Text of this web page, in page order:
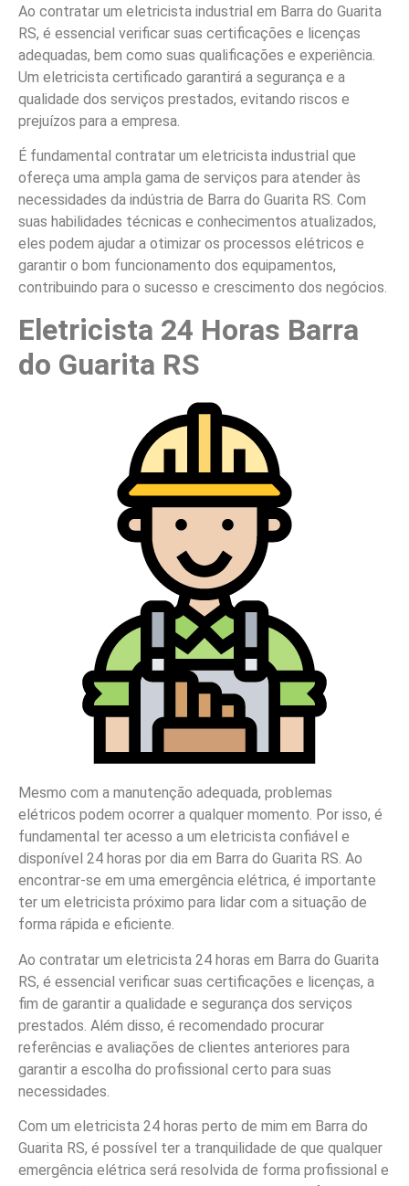
Ao contratar um eletricista industrial em Barra do Guarita
RS, é essencial verificar suas certificações e licenças
adequadas, bem como suas qualificações e experiência.
Um eletricista certificado garantirá a segurança e a
qualidade dos serviços prestados, evitando riscos e
prejuízos para a empresa.
É fundamental contratar um eletricista industrial que
ofereça uma ampla gama de serviços para atender às
necessidades da indústria de Barra do Guarita RS. Com
suas habilidades técnicas e conhecimentos atualizados,
eles podem ajudar a otimizar os processos elétricos e
garantir o bom funcionamento dos equipamentos,
contribuindo para o sucesso e crescimento dos negócios.
Eletricista 24 Horas Barra
do Guarita RS
Mesmo com a manutenção adequada, problemas
elétricos podem ocorrer a qualquer momento. Por isso, é
fundamental ter acesso a um eletricista confiável e
disponível 24 horas por dia em Barra do Guarita RS. Ao
encontrar-se em uma emergência elétrica, é importante
ter um eletricista próximo para lidar com a situação de
forma rápida e eficiente.
Ao contratar um eletricista 24 horas em Barra do Guarita
RS, é essencial verificar suas certificações e licenças, a
fim de garantir a qualidade e segurança dos serviços
prestados. Além disso, é recomendado procurar
referências e avaliações de clientes anteriores para
garantir a escolha do profissional certo para suas
necessidades.
Com um eletricista 24 horas perto de mim em Barra do
Guarita RS, é possível ter a tranquilidade de que qualquer
emergência elétrica será resolvida de forma profissional e